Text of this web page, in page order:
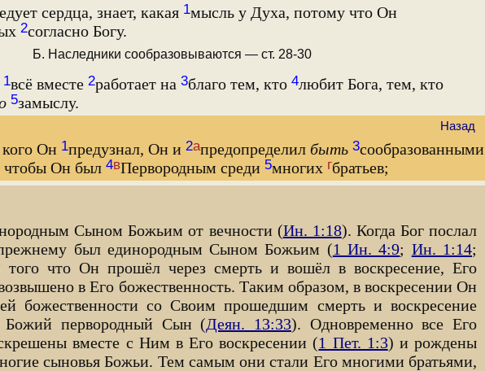
сердца, знает, какая 1мысль у Духа, потому что Он
2согласно Богу.
Б. Наследники сообразовываются — ст. 28-30
1всё вместе 2работает на 3благо тем, кто 4любит Бога, тем, кто
5замыслу.
Он 1предузнал, Он и 2апредопределил быть 3сообразованными
чтобы Он был 4вПервородным среди 5многих гбратьев;
Назад
Сыном Божьим от вечности (Ин. 1:18). Когда Бог послал
был единородным Сыном Божьим (1 Ин. 4:9; Ин. 1:14;
того что Он прошёл через смерть и вошёл в воскресение, Его
в Его божественность. Таким образом, в воскресении Он
божественности со Своим прошедшим смерть и воскресение
Божий первородный Сын (Деян. 13:33). Одновременно все Его
вместе с Ним в Его воскресении (1 Пет. 1:3) и рождены
сыновья Божьи. Тем самым они стали Его многими братьями,